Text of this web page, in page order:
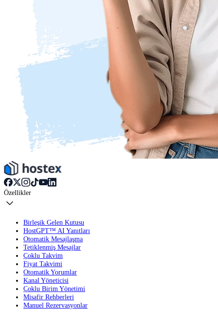
Özellikler
Birleşik Gelen Kutusu
HostGPT™ AI Yanıtları
Otomatik Mesajlaşma
Tetiklenmiş Mesajlar
Çoklu Takvim
Fiyat Takvimi
Otomatik Yorumlar
Kanal Yöneticisi
Çoklu Birim Yönetimi
Misafir Rehberleri
Manuel Rezervasyonlar